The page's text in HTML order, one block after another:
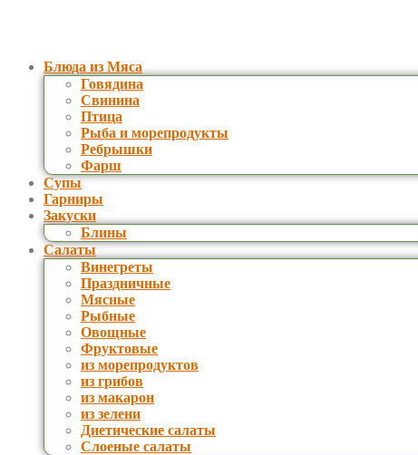
Блюда из Мяса
Говядина
Свинина
Птица
Рыба и морепродукты
Ребрышки
Фарш
Супы
Гарниры
Закуски
Блины
Салаты
Винегреты
Праздничные
Мясные
Рыбные
Овощные
Фруктовые
из морепродуктов
из грибов
из макарон
из зелени
Диетические салаты
Слоеные салаты